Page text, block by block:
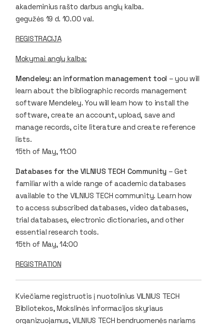
akademinius rašto darbus anglų kalba.
gegužės 19 d. 10.00 val.
REGISTRACIJA
Mokymai anglų kalba:
Mendeley: an information management tool – you will
learn about the bibliographic records management
software Mendeley. You will learn how to install the
software, create an account, upload, save and
manage records, cite literature and create reference
lists.
15th of May, 11:00
Databases for the VILNIUS TECH Community – Get
familiar with a wide range of academic databases
available to the VILNIUS TECH community. Learn how
to access subscribed databases, video databases,
trial databases, electronic dictionaries, and other
essential research tools.
15th of May, 14:00
REGISTRATION
Kviečiame registruotis į nuotolinius VILNIUS TECH
Bibliotekos, Mokslinės informacijos skyriaus
organizuojamus, VILNIUS TECH bendruomenės nariams